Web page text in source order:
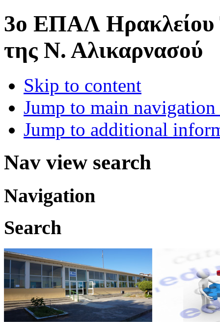
3o ΕΠΑΛ Ηρακλείου
της Ν. Αλικαρνασού
Skip to content
Jump to main
Jump to additional
Nav view search
Navigation
Search